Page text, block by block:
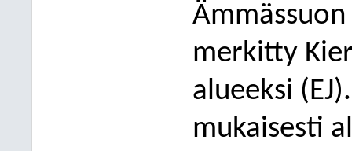
merkitty
alueeksi
mukaisesti